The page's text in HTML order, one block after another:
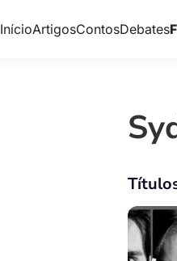
InícioArtigosContosDebates